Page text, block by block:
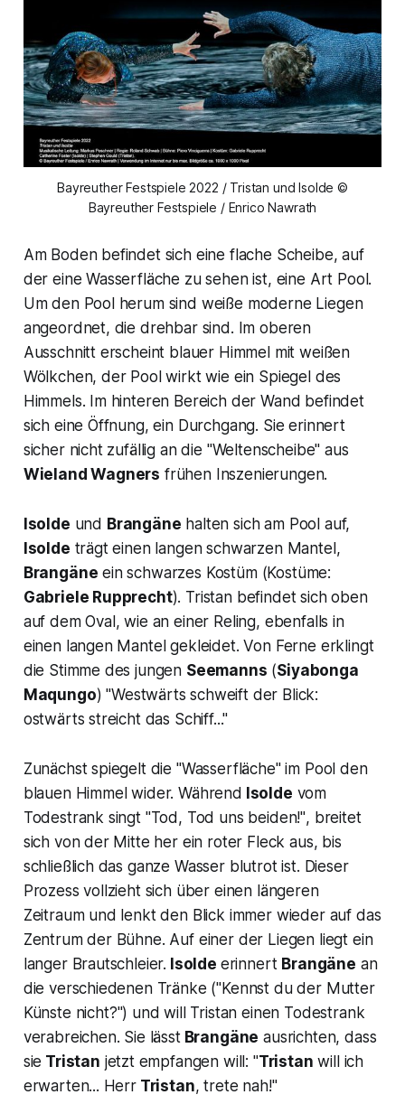
Bayreuther Festspiele 2022 / Tristan und Isolde ©
Bayreuther Festspiele / Enrico Nawrath
Am Boden befindet sich eine flache Scheibe, auf
der eine Wasserfläche zu sehen ist, eine Art Pool.
Um den Pool herum sind weiße moderne Liegen
angeordnet, die drehbar sind. Im oberen
Ausschnitt erscheint blauer Himmel mit weißen
Wölkchen, der Pool wirkt wie ein Spiegel des
Himmels. Im hinteren Bereich der Wand befindet
sich eine Öffnung, ein Durchgang. Sie erinnert
sicher nicht zufällig an die "Weltenscheibe" aus
Wieland Wagners frühen Inszenierungen.
Isolde und Brangäne halten sich am Pool auf,
Isolde trägt einen langen schwarzen Mantel,
Brangäne ein schwarzes Kostüm (Kostüme:
Gabriele Rupprecht). Tristanbefindet sich oben
auf dem Oval, wie an einer Reling, ebenfalls in
einen langen Mantel gekleidet. Von Ferne erklingt
die Stimme des jungen Seemanns (Siyabonga
Maqungo) "Westwärts schweift der Blick:
ostwärts streicht das Schiff..."
Zunächst spiegelt die "Wasserfläche" im Pool den
blauen Himmel wider. Während Isolde vom
Todestrank singt "Tod, Tod uns beiden!", breitet
sich von der Mitte her ein roter Fleck aus, bis
schließlich das ganze Wasser blutrot ist. Dieser
Prozess vollzieht sich über einen längeren
Zeitraum und lenkt den Blick immer wieder auf das
Zentrum der Bühne. Auf einer der Liegen liegt ein
langer Brautschleier. Isolde erinnert Brangäne an
die verschiedenen Tränke ("Kennst du der Mutter
Künste nicht?") und will Tristan einen Todestrank
verabreichen. Sie lässtBrangäne ausrichten, dass
sie Tristan jetzt empfangen will: "Tristan will ich
erwarten... HerrTristan, trete nah!"